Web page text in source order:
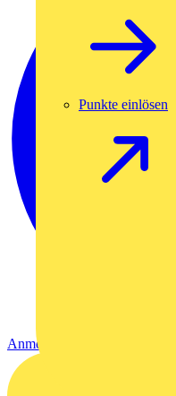
Punkte einlösen
Anmelden